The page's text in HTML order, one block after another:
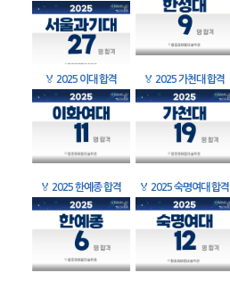
🏅 2025 이대 합격 🏅 2025 가천대 합격
🏅 2025 한예종 합격 🏅 2025 숙명여대 합격